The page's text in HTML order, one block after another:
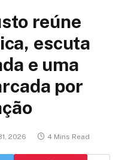
reúne
escuta
e uma
por
2026 4 Mins Read